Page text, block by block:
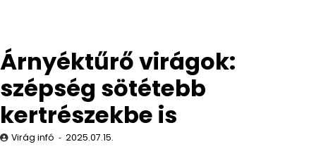
Árnyéktűrő virágok:
szépség sötétebb
kertrészekbe is
Virág infó 2025.07.15.